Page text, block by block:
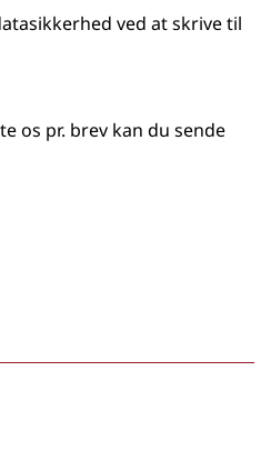
ved at skrive til
os pr. brev kan du sende